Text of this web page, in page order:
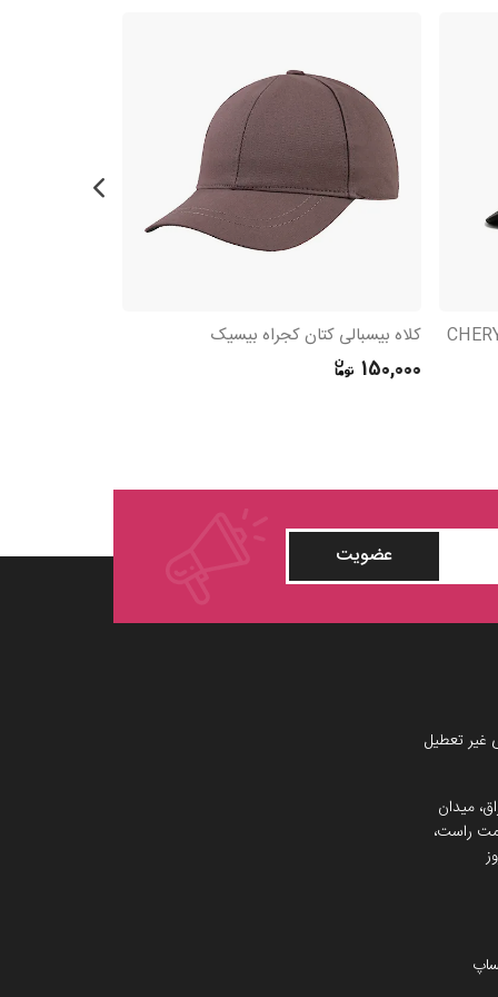
کلاه بیسبالی کتان کجراه بیسیک
150,000
عضویت
غیر تعطیل
میدان
راست،